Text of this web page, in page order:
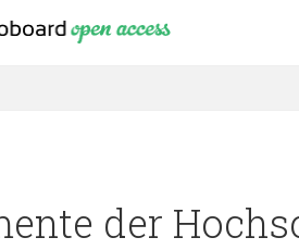
der